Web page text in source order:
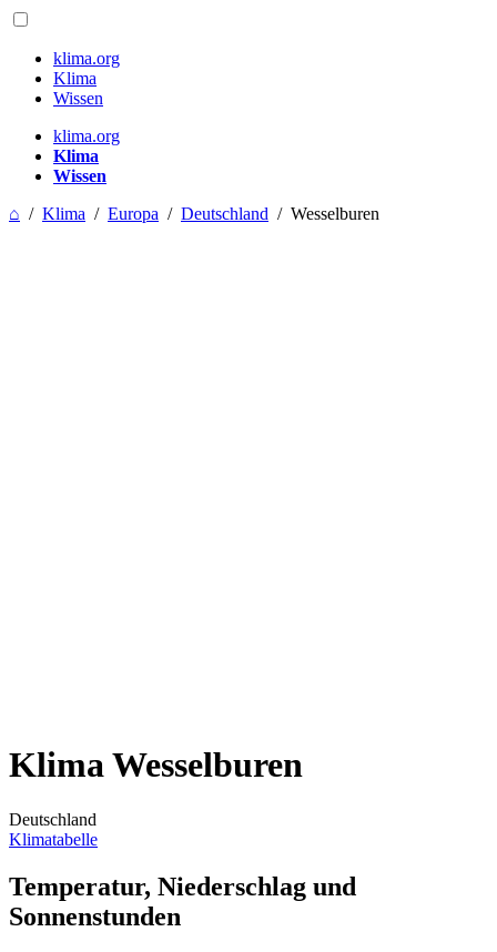
klima.org
Klima
Wissen
klima.org
Klima
Wissen
⌂ / Klima / Europa / Deutschland / Wesselburen
Klima Wesselburen
Deutschland
Klimatabelle
Temperatur, Niederschlag und
Sonnenstunden